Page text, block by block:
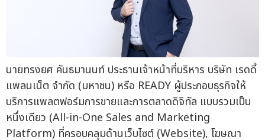
นายทรงยศ คันธมานนท์ ประธานเจ้าหน้าที่บริหาร บริษัท เรดดี้
แพลนเน็ต จำกัด (มหาชน) หรือ READY ผู้ประกอบธุรกิจให้
บริการแพลตฟอร์มการขายและการตลาดดิจิทัล แบบรวมเป็น
หนึ่งเดียว (All-in-One Sales and Marketing
Platform) ที่ครอบคลุมด้านเว็บไซต์ (Website), โฆษณา